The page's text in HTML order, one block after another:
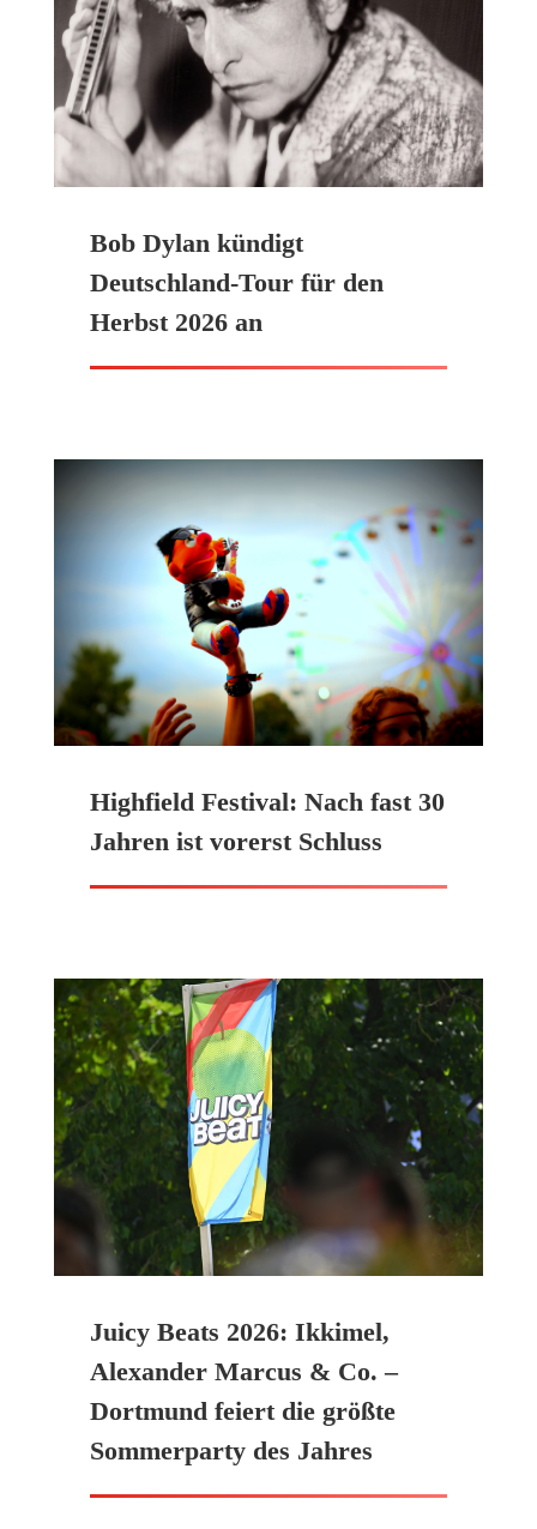
Bob Dylan kündigt
Deutschland-Tour für den
Herbst 2026 an
Highfield Festival: Nach fast 30
Jahren ist vorerst Schluss
Juicy Beats 2026: Ikkimel,
Alexander Marcus & Co. –
Dortmund feiert die größte
Sommerparty des Jahres